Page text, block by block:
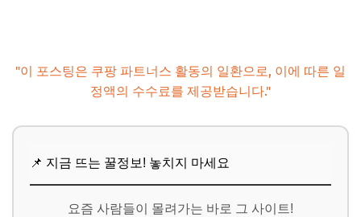
"이 포스팅은 쿠팡 파트너스 활동의 일환으로, 이에 따른 일
정액의 수수료를 제공받습니다."
📌 지금 뜨는 꿀정보! 놓치지 마세요
요즘 사람들이 몰려가는 바로 그 사이트!